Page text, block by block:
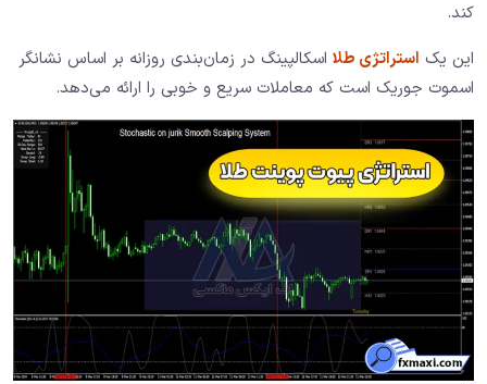
کند.
این یک استراتژی طلا اسکالپینگ در زمان‌بندی روزانه بر اساس نشانگر
اسموت جوریک است که معاملات سریع و خوبی را ارائه می‌دهد.